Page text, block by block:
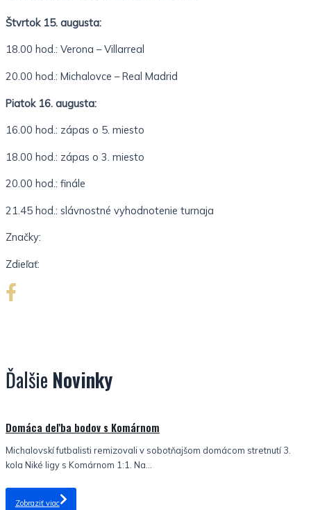
Štvrtok 15. augusta:
18.00 hod.: Verona – Villarreal
20.00 hod.: Michalovce – Real Madrid
Piatok 16. augusta:
16.00 hod.: zápas o 5. miesto
18.00 hod.: zápas o 3. miesto
20.00 hod.: finále
21.45 hod.: slávnostné vyhodnotenie turnaja
Značky:
Zdieľať:
Ďalšie Novinky
Domáca deľba bodov s Komárnom
Michalovskí futbalisti remizovali v sobotňajšom domácom stretnutí 3.
kola Niké ligy s Komárnom 1:1. Na...
Zobraziť viac